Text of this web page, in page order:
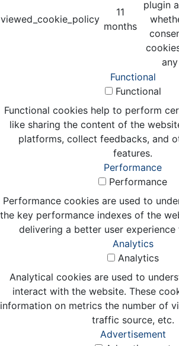
viewed_cookie_policy
11
months
plugin
Functional
Functional
Functional cookies help to perform
like sharing the content of the
platforms, collect feedbacks, and
features.
Performance
Performance
Performance cookies are used to
the key performance indexes of the
delivering a better user
Analytics
Analytics
Analytical cookies are used to
interact with the website. These
information on metrics the number of
traffic source, etc.
Advertisement